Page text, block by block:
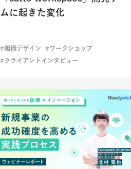
ムに起きた変化
組織デザイン
ワークショップ
クライアントインタビュー